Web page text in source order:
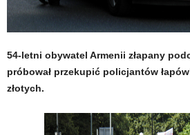
54-letni obywatel Armenii złapany
próbował przekupić policjantów
złotych.